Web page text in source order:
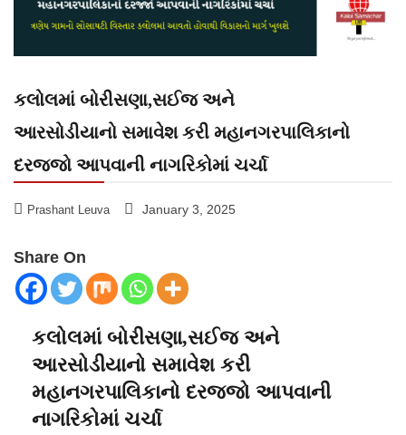
કલોલમાં બોરીસણા,સઈજ અને
આરસોડીયાનો સમાવેશ કરી મહાનગરપાલિકાનો
દરજ્જો આપવાની નાગરિકોમાં ચર્ચા
Prashant Leuva January 3, 2025
Share On
કલોલમાં બોરીસણા,સઈજ અને
આરસોડીયાનો સમાવેશ કરી
મહાનગરપાલિકાનો દરજ્જો આપવાની
નાગરિકોમાં ચર્ચા